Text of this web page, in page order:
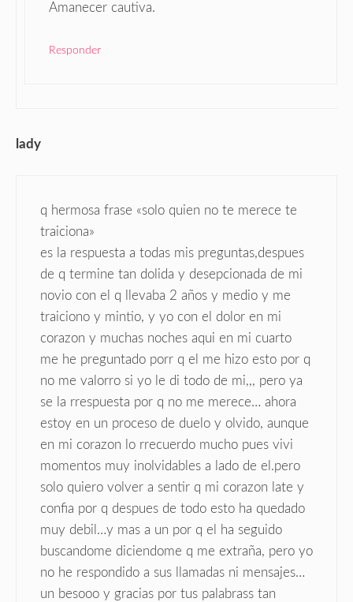
Amanecer cautiva.
Responder
lady
q hermosa frase «solo quien no te merece te
traiciona»
es la respuesta a todas mis preguntas,despues
de q termine tan dolida y desepcionada de mi
novio con el q llevaba 2 años y medio y me
traiciono y mintio, y yo con el dolor en mi
corazon y muchas noches aqui en mi cuarto
me he preguntado porr q el me hizo esto por q
no me valorro si yo le di todo de mi,,, pero ya
se la rrespuesta por q no me merece… ahora
estoy en un proceso de duelo y olvido, aunque
en mi corazon lo rrecuerdo mucho pues vivi
momentos muy inolvidables a lado de el.pero
solo quiero volver a sentir q mi corazon late y
confia por q despues de todo esto ha quedado
muy debil…y mas a un por q el ha seguido
buscandome diciendome q me extraña, pero yo
no he respondido a sus llamadas ni mensajes…
un besooo y gracias por tus palabrass tan